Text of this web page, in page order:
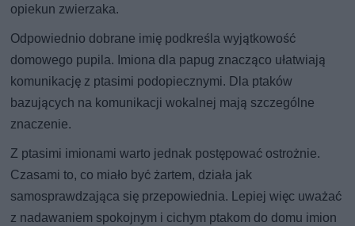
opiekun zwierzaka.
Odpowiednio dobrane imię podkreśla wyjątkowość
domowego pupila. Imiona dla papug znacząco ułatwiają
komunikację z ptasimi podopiecznymi. Dla ptaków
bazujących na komunikacji wokalnej mają szczególne
znaczenie.
Z ptasimi imionami warto jednak postępować ostrożnie.
Czasami to, co miało być żartem, działa jak
samosprawdzająca się przepowiednia. Lepiej więc uważać
z nadawaniem spokojnym i cichym ptakom do domu imion